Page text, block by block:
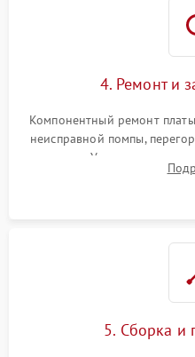
4. Ремонт и
Компонентный ремонт
неисправной помпы,
жерновов. Установка новых
ring) и тефлоновых
5. Сборка и